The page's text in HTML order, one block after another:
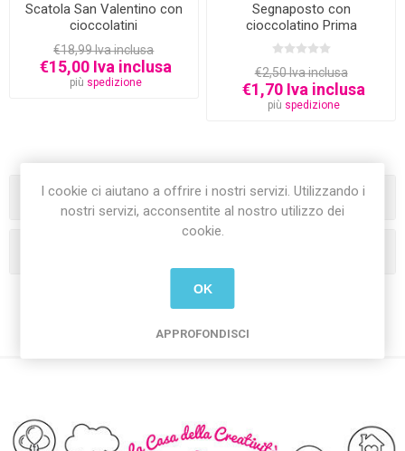
Scatola San Valentino con
cioccolatini
€18,99 Iva inclusa
€15,00 Iva inclusa
più spedizione
Segnaposto con
cioccolatino Prima
Comunione
€2,50 Iva inclusa
€1,70 Iva inclusa
più spedizione
Categorie
I cookie ci aiutano a offrire i nostri servizi. Utilizzando i
nostri servizi, acconsentite al nostro utilizzo dei
cookie.
OK
APPROFONDISCI